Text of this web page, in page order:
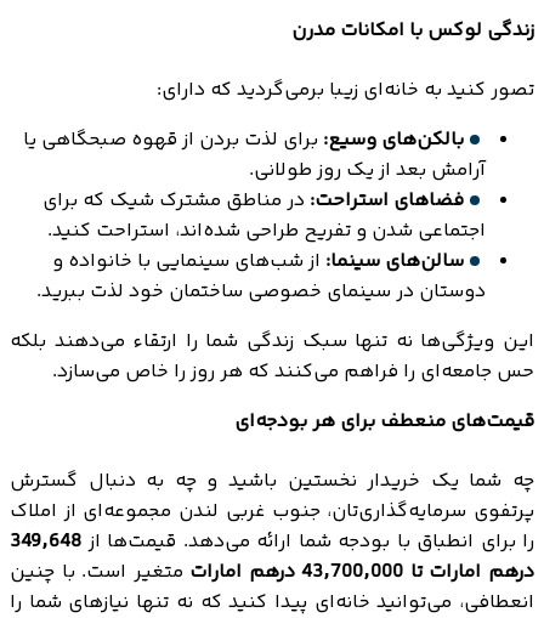
زندگی لوکس با امکانات مدرن
تصور کنید به خانه‌ای زیبا برمی‌گردید که دارای:
بالکن‌های وسیع: برای لذت بردن از قهوه صبحگاهی یا
آرامش بعد از یک روز طولانی.
فضاهای استراحت: در مناطق مشترک شیک که برای
اجتماعی شدن و تفریح طراحی شده‌اند، استراحت کنید.
سالن‌های سینما: از شب‌های سینمایی با خانواده و
دوستان در سینمای خصوصی ساختمان خود لذت ببرید.
این ویژگی‌ها نه تنها سبک زندگی شما را ارتقاء می‌دهند بلکه
حس جامعه‌ای را فراهم می‌کنند که هر روز را خاص می‌سازد.
قیمت‌های منعطف برای هر بودجه‌ای
چه شما یک خریدار نخستین باشید و چه به دنبال گسترش
پرتفوی سرمایه‌گذاری‌تان، جنوب غربی لندن مجموعه‌ای از املاک
را برای انطباق با بودجه شما ارائه می‌دهد. قیمت‌ها از 349,648
درهم امارات تا 43,700,000 درهم امارات
متغیر است. با چنین
انعطافی، می‌توانید خانه‌ای پیدا کنید که نه تنها نیازهای شما را